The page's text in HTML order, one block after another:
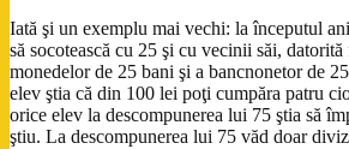
Iată şi un exemplu mai vechi: la începutul
să socotească cu 25 şi cu vecinii săi,
monedelor de 25 bani şi a bancnonetor de
elev ştia că din 100 lei poţi cumpăra patru
orice elev la descompunerea lui 75 ştia să
ştiu. La descompunerea lui 75 văd doar